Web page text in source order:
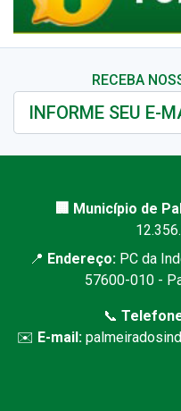
RECEBA
🏢 Município de
📍 Endereço: PC da
57600-010 -
📞
✉️ E-mail: